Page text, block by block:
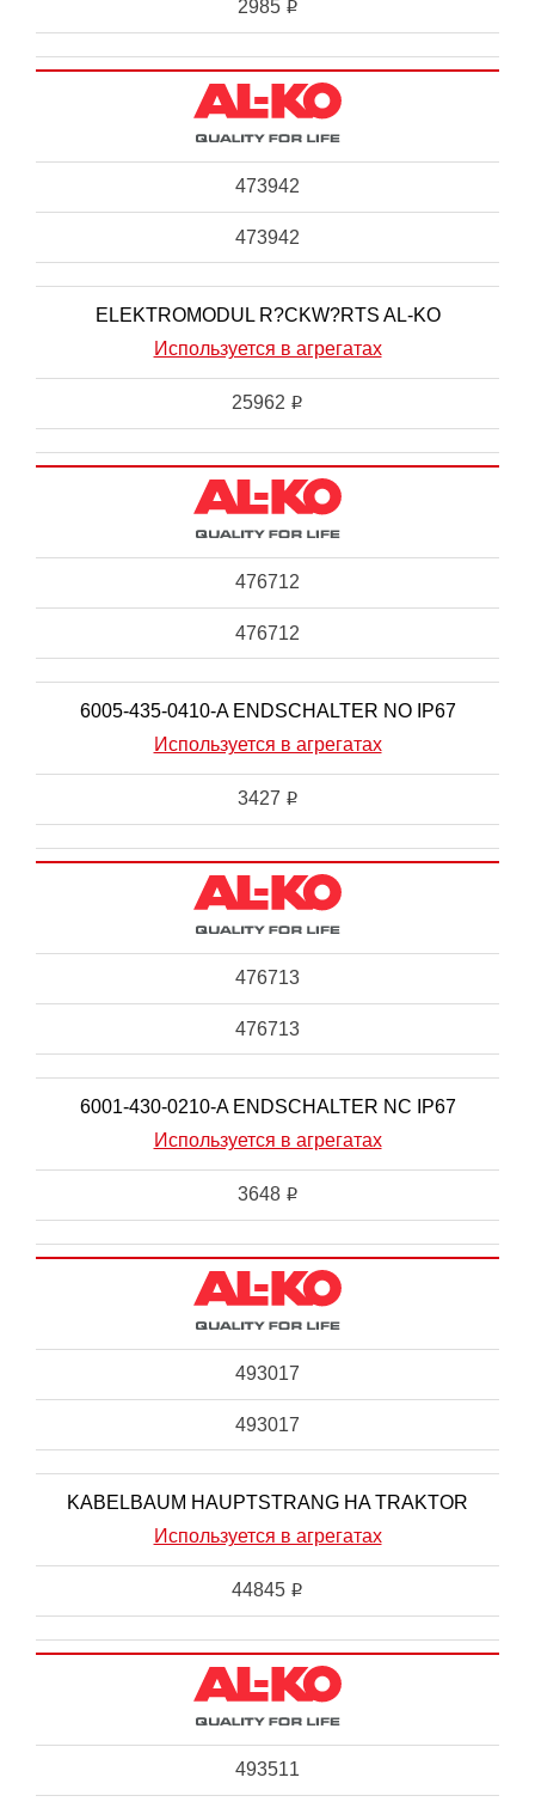
2985 i
473942
473942
ELEKTROMODUL R?CKW?RTS AL-KO
Используется в агрегатах
25962 i
476712
476712
6005-435-0410-A ENDSCHALTER NO IP67
Используется в агрегатах
3427 i
476713
476713
6001-430-0210-A ENDSCHALTER NC IP67
Используется в агрегатах
3648 i
493017
493017
KABELBAUM HAUPTSTRANG HA TRAKTOR
Используется в агрегатах
44845 i
493511